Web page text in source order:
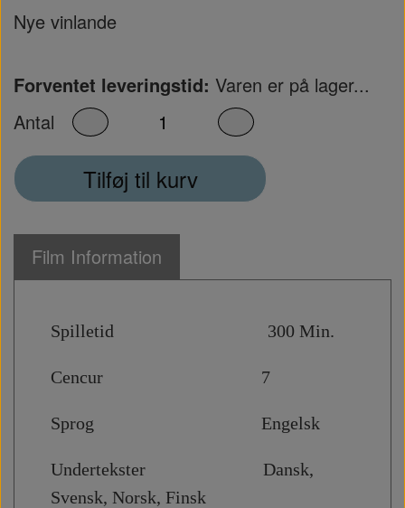
Nye vinlande
Forventet leveringstid: Varen er på lager...
Antal
Tilføj til kurv
Film Information
Spilletid 300 Min.
Cencur 7
Sprog Engelsk
Undertekster Dansk,
Svensk, Norsk, Finsk